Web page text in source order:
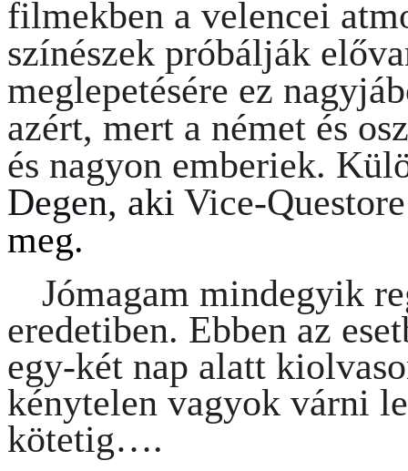
filmekben a velencei
színészek próbálják
meglepetésére ez
azért, mert a német és
és nagyon emberiek.
Degen, aki Vice-
meg.
Jómagam mindegyik
eredetiben. Ebben az
egy-két nap alatt
kénytelen vagyok várni
kötetig….